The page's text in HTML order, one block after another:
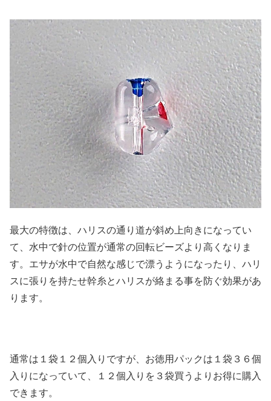
最大の特徴は、ハリスの通り道が斜め上向きになってい
て、水中で針の位置が通常の回転ビーズより高くなりま
す。エサが水中で自然な感じで漂うようになったり、ハリ
スに張りを持たせ幹糸とハリスが絡まる事を防ぐ効果があ
ります。
通常は１袋１２個入りですが、お徳用パックは１袋３６個
入りになっていて、１２個入りを３袋買うよりお得に購入
できます。